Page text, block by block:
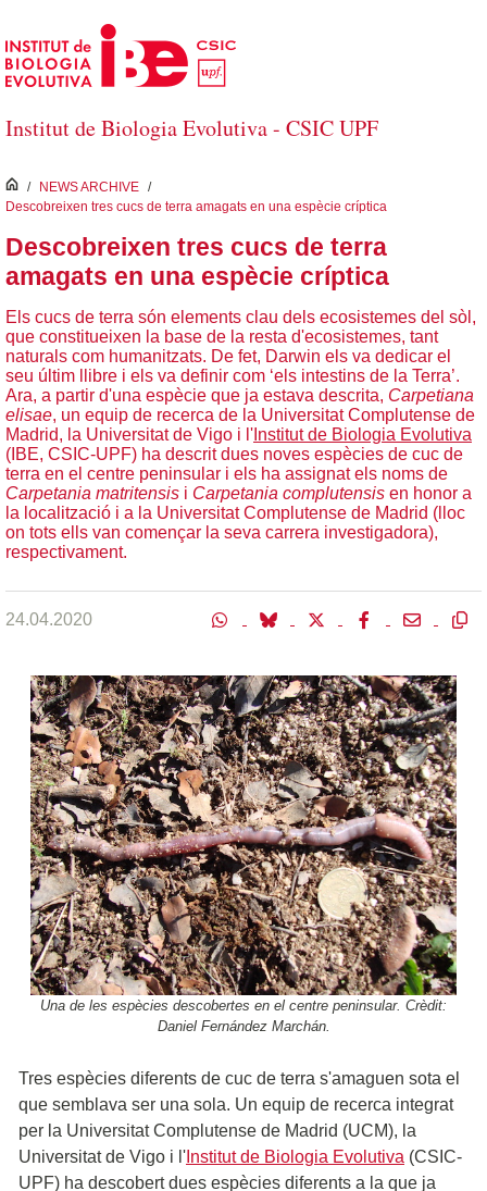
Salta al contingut principal
Institut de Biologia Evolutiva - CSIC UPF
inici
/ NEWS ARCHIVE /
Descobreixen tres cucs de terra amagats en una espècie críptica
Descobreixen tres cucs de terra
amagats en una espècie críptica
Els cucs de terra són elements clau dels ecosistemes del sòl,
que constitueixen la base de la resta d'ecosistemes, tant
naturals com humanitzats. De fet, Darwin els va dedicar el
seu últim llibre i els va definir com ‘els intestins de la Terra’.
Ara, a partir d'una espècie que ja estava descrita, Carpetiana
elisae, un equip de recerca de la Universitat Complutense de
Madrid, la Universitat de Vigo i l' Institut de Biologia Evolutiva
(IBE, CSIC-UPF) ha descrit dues noves espècies de cuc de
terra en el centre peninsular i els ha assignat els noms de
Carpetania matritensis i Carpetania complutensis en honor a
la localització i a la Universitat Complutense de Madrid (lloc
on tots ells van començar la seva carrera investigadora),
respectivament.
24.04.2020
Una de les espècies descobertes en el centre peninsular. Crèdit:
Daniel Fernández Marchán.
Tres espècies diferents de cuc de terra s'amaguen sota el
que semblava ser una sola. Un equip de recerca integrat
per la Universitat Complutense de Madrid (UCM), la
Universitat de Vigo i l' Institut de Biologia Evolutiva (CSIC-
UPF) ha descobert dues espècies diferents a la que ja